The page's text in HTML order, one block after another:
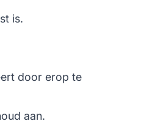
is.
door erop te
aan.